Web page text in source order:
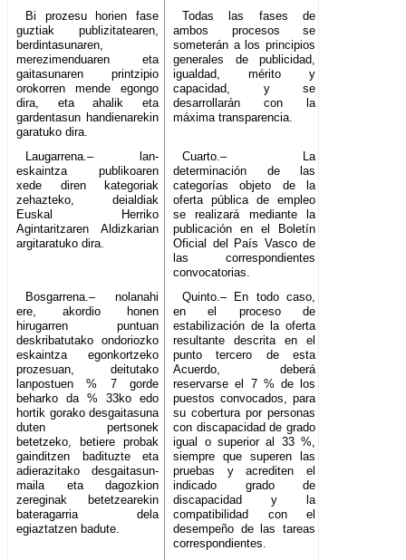
Bi prozesu horien fase
guztiak publizitatearen,
berdintasunaren,
merezimenduaren eta
gaitasunaren printzipio
orokorren mende egongo
dira, eta ahalik eta
gardentasun handienarekin
garatuko dira.
Todas las fases de
ambos procesos se
someterán a los principios
generales de publicidad,
igualdad, mérito y
capacidad, y se
desarrollarán con la
máxima transparencia.
Laugarrena.– lan-
eskaintza publikoaren
xede diren kategoriak
zehazteko, deialdiak
Euskal Herriko
Agintaritzaren Aldizkarian
argitaratuko dira.
Cuarto.– La
determinación de las
categorías objeto de la
oferta pública de empleo
se realizará mediante la
publicación en el Boletín
Oficial del País Vasco de
las correspondientes
convocatorias.
Bosgarrena.– nolanahi
ere, akordio honen
hirugarren puntuan
deskribatutako ondoriozko
eskaintza egonkortzeko
prozesuan, deitutako
lanpostuen % 7 gorde
beharko da % 33ko edo
hortik gorako desgaitasuna
duten pertsonek
betetzeko, betiere probak
gainditzen badituzte eta
adierazitako desgaitasun-
maila eta dagozkion
zereginak betetzearekin
bateragarria dela
egiaztatzen badute.
Quinto.– En todo caso,
en el proceso de
estabilización de la oferta
resultante descrita en el
punto tercero de esta
Acuerdo, deberá
reservarse el 7 % de los
puestos convocados, para
su cobertura por personas
con discapacidad de grado
igual o superior al 33 %,
siempre que superen las
pruebas y acrediten el
indicado grado de
discapacidad y la
compatibilidad con el
desempeño de las tareas
correspondientes.